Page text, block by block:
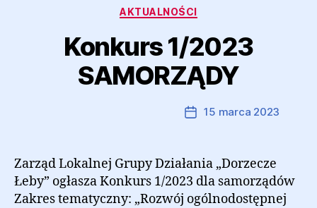
Kategorie
AKTUALNOŚCI
Konkurs 1/2023
SAMORZĄDY
Data15 marca 2023
Zarząd Lokalnej Grupy Działania „Dorzecze
Łeby” ogłasza Konkurs 1/2023 dla samorządów
Zakres tematyczny: „Rozwój ogólnodostępnej